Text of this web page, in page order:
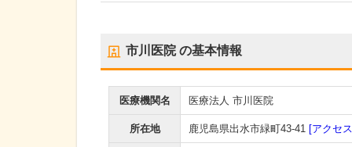
市川医院の基本情報
医療機関名 医療法人 市川医院
所在地 鹿児島県出水市緑町43-41 [アクセ